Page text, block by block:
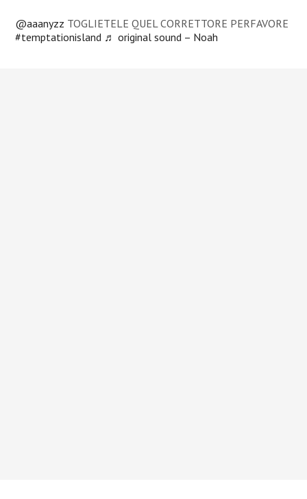
@aaanyzz TOGLIETELE QUEL CORRETTORE PERFAVORE
#temptationisland ♬ original sound – Noah